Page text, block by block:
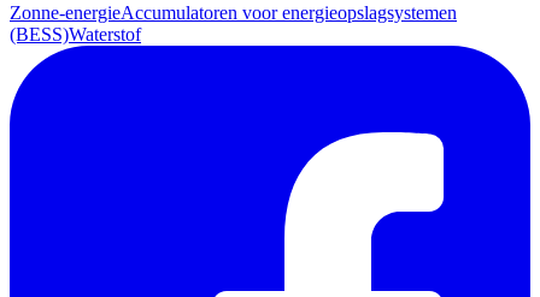
Zonne-energieAccumulatoren voor energieopslagsystemen
(BESS)Waterstof